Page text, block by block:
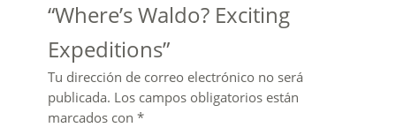
“Where’s Waldo? Exciting
Expeditions”
Tu dirección de correo electrónico no será
publicada. Los campos obligatorios están
marcados con *